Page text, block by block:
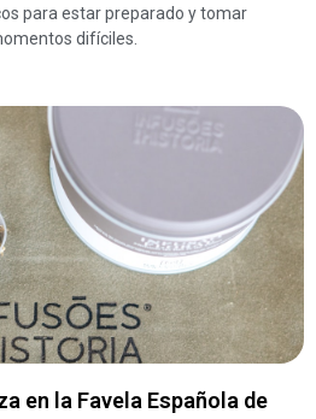
para estar preparado y tomar
difíciles.
en la Favela Española de